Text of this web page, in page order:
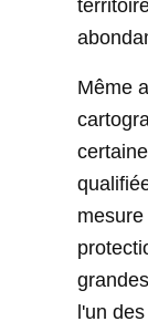
Même
l'un